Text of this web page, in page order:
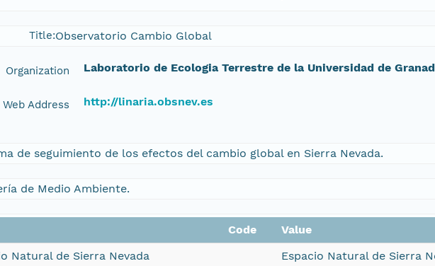
Title:Observatorio Cambio Global
Organization Laboratorio de Ecologia Terrestre de la Universidad de
Web Address http://linaria.obsnev.es
de seguimiento de los efectos del cambio global en Sierra Nevada.
de Medio Ambiente.
Code
Value
Natural de Sierra Nevada
Espacio Natural de Sierra